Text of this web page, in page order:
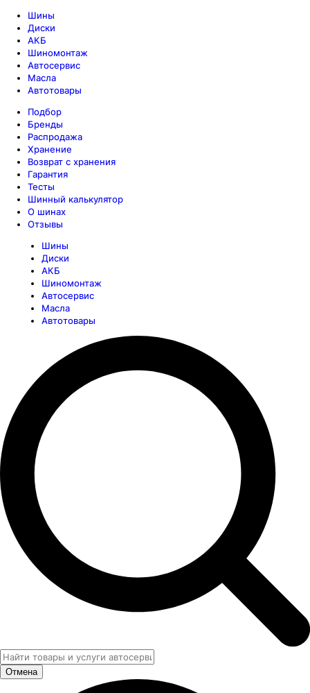
Шины
Диски
АКБ
Шиномонтаж
Автосервис
Масла
Автотовары
Подбор
Бренды
Распродажа
Хранение
Возврат с хранения
Гарантия
Тесты
Шинный калькулятор
О шинах
Отзывы
Шины
Диски
АКБ
Шиномонтаж
Автосервис
Масла
Автотовары
Отмена